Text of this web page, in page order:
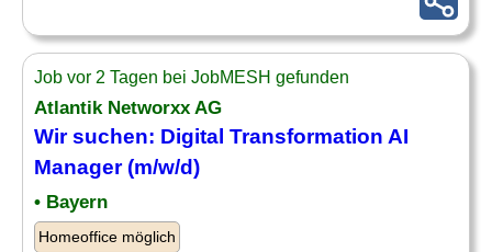
Job vor 2 Tagen bei JobMESH gefunden
Atlantik Networxx AG
Wir suchen: Digital Transformation AI
Manager(m/w/d)
• Bayern
Homeoffice möglich